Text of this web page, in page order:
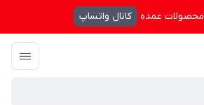
عمده کانال واتساپ